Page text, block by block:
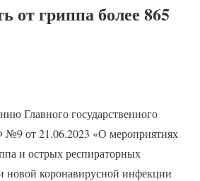
от гриппа более 865
Главного государственного
№9 от 21.06.2023 «О мероприятиях
и острых респираторных
коронавирусной инфекции